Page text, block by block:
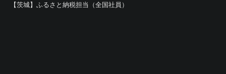
【茨城】ふるさと納税担当（全国社員）